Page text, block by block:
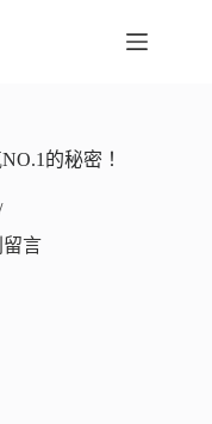
的秘密！
留言